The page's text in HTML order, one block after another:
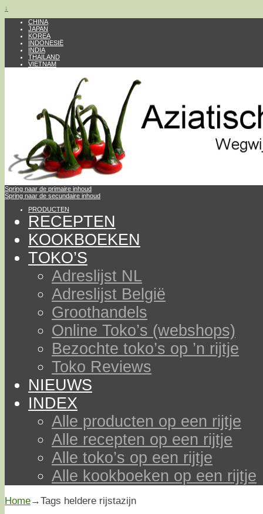
↓
CHINA
JAPAN
KOREA
INDONESIË
INDIA
THAILAND
VIETNAM
Spring naar de primaire inhoud
Spring naar de secundaire inhoud
PRODUCTEN
RECEPTEN
KOOKBOEKEN
TOKO’S
Adreslijst NL
Adreslijst België
Groothandels
Online Toko’s (webshops)
Bezochte toko’s op ’n rijtje
Toko Reviews
NIEUWS
INDEX
Alle producten op een rijtje
Alle recepten op een rijtje
Alle toko’s op een rijtje
Alle kookboeken op een rijtje
Home→Tags heldere rijstazijn